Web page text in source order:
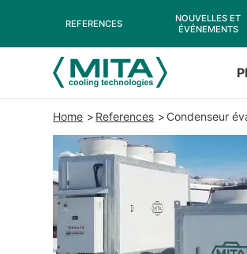
REFERENCES
NOUVELLES ET
ÉVÉNEMENTS
Home References Condenseur